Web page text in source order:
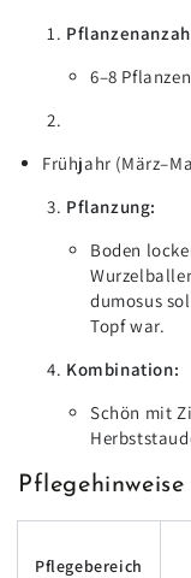
6–8
Frühjahr
Pflanzung:
Boden
dumosus
Topf war.
Kombination:
Schön mit
Pflegehinweise
Pflegebereich